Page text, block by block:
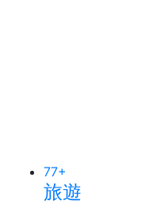
77+
旅遊